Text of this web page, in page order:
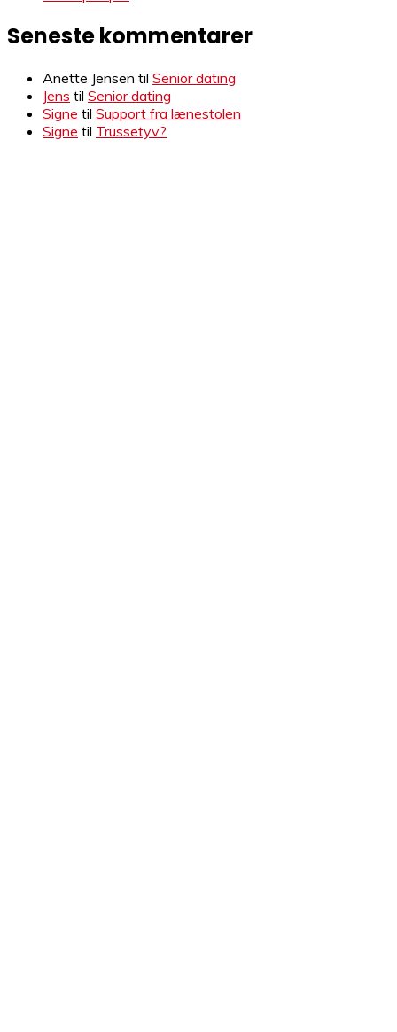
Seneste kommentarer
Anette Jensen til Senior dating
Jens til Senior dating
Signe til Support fra lænestolen
Signe til Trussetyv?